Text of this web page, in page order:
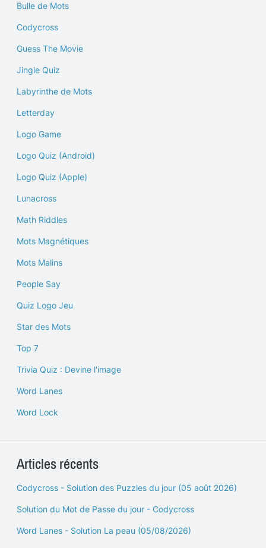
Bulle de Mots
Codycross
Guess The Movie
Jingle Quiz
Labyrinthe de Mots
Letterday
Logo Game
Logo Quiz (Android)
Logo Quiz (Apple)
Lunacross
Math Riddles
Mots Magnétiques
Mots Malins
People Say
Quiz Logo Jeu
Star des Mots
Top 7
Trivia Quiz : Devine l'image
Word Lanes
Word Lock
Articles récents
Codycross - Solution des Puzzles du jour (05 août 2026)
Solution du Mot de Passe du jour - Codycross
Word Lanes - Solution La peau (05/08/2026)